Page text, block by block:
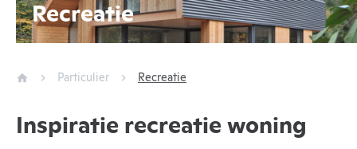
Recreatie
Particulier Recreatie
Inspiratie recreatie woning